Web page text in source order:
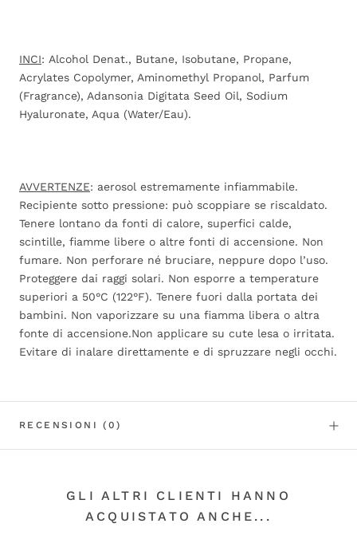
INCI: Alcohol Denat., Butane, Isobutane, Propane,
Acrylates Copolymer, Aminomethyl Propanol, Parfum
(Fragrance), Adansonia Digitata Seed Oil, Sodium
Hyaluronate, Aqua (Water/Eau).
AVVERTENZE: aerosol estremamente infiammabile.
Recipiente sotto pressione: può scoppiare se riscaldato.
Tenere lontano da fonti di calore, superfici calde,
scintille, fiamme libere o altre fonti di accensione. Non
fumare. Non perforare né bruciare, neppure dopo l’uso.
Proteggere dai raggi solari. Non esporre a temperature
superiori a 50°C (122°F). Tenere fuori dalla portata dei
bambini. Non vaporizzare su una fiamma libera o altra
fonte di accensione.Non applicare su cute lesa o irritata.
Evitare di inalare direttamente e di spruzzare negli occhi.
RECENSIONI(0)
GLI ALTRI CLIENTI HANNO
ACQUISTATO ANCHE...